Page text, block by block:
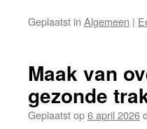
Geplaatst in Algemeen |
Maak van
gezonde
Geplaatst op6 april 2026